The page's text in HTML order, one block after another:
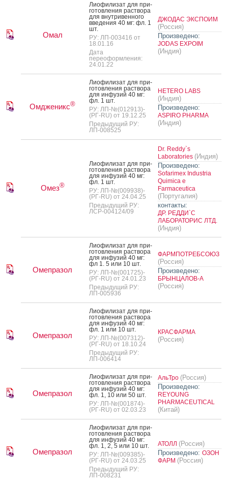
Омал
Ли­офи­лизат для при­
готов­ле­ния рас­тво­ра
для внут­ри­вен­но­го
вве­дения 40 мг: фл. 1
шт.
РУ: ЛП-003416 от
18.01.16
Дата
переоформления:
24.01.22
ДЖОДАС ЭКСПОИМ
(Россия)
Произведено:
JODAS EXPOIM
(Индия)
Омдженикс®
Ли­офи­лизат для при­
готов­ле­ния рас­тво­ра
для ин­фу­зий 40 мг:
фл. 1 шт.
РУ: ЛП-№(012913)-
(РГ-RU) от 19.12.25
Предыдущий РУ:
ЛП-008525
HETERO LABS
(Индия)
Произведено:
ASPIRO PHARMA
(Индия)
Омез®
Ли­офи­лизат для при­
готов­ле­ния рас­тво­ра
для ин­фу­зий 40 мг:
фл. 1 шт.
РУ: ЛП-№(009938)-
(РГ-RU) от 24.04.25
Предыдущий РУ:
ЛСР-004124/09
Dr. Reddy`s
Laboratories (Индия)
Произведено:
Sofarimex Industria
Quimica e
Farmaceutica
(Португалия)
контакты:
ДР. РЕДДИ`С
ЛАБОРАТОРИС ЛТД.
(Индия)
Омепразол
Ли­офи­лизат для при­
готов­ле­ния рас­тво­ра
для ин­фу­зий 40 мг:
фл 1. 5 или 10 шт.
РУ: ЛП-№(001725)-
(РГ-RU) от 24.01.23
Предыдущий РУ:
ЛП-005936
ФАРМПОТРЕБСОЮЗ
(Россия)
Произведено:
БРЫНЦАЛОВ-А
(Россия)
Омепразол
Ли­офи­лизат для при­
готов­ле­ния рас­тво­ра
для ин­фу­зий 40 мг:
фл. 1 или 10 шт.
РУ: ЛП-№(007312)-
(РГ-RU) от 18.10.24
Предыдущий РУ:
ЛП-006414
КРАСФАРМА
(Россия)
Омепразол
Ли­офи­лизат для при­
готов­ле­ния рас­тво­ра
для ин­фу­зий 40 мг:
фл. 1, 10 или 50 шт.
РУ: ЛП-№(001874)-
(РГ-RU) от 02.03.23
АльТро (Россия)
Произведено:
REYOUNG
PHARMACEUTICAL
(Китай)
Омепразол
Ли­офи­лизат для при­
готов­ле­ния рас­тво­ра
для ин­фу­зий 40 мг:
фл. 1, 2, 5 или 10 шт.
РУ: ЛП-№(009385)-
(РГ-RU) от 24.03.25
Предыдущий РУ:
ЛП-008231
АТОЛЛ (Россия)
Произведено: ОЗОН
ФАРМ (Россия)